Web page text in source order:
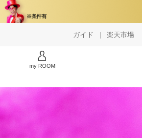
ガイド | 楽天市場
my ROOM